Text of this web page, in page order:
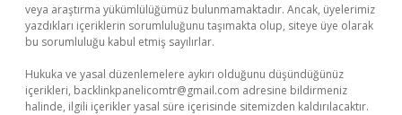
veya araştırma yükümlülüğümüz bulunmamaktadır. Ancak, üyelerimiz
yazdıkları içeriklerin sorumluluğunu taşımakta olup, siteye üye olarak
bu sorumluluğu kabul etmiş sayılırlar.
Hukuka ve yasal düzenlemelere aykırı olduğunu düşündüğünüz
içerikleri, backlinkpanelicomtr@gmail.com adresine bildirmeniz
halinde, ilgili içerikler yasal süre içerisinde sitemizden kaldırılacaktır.